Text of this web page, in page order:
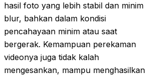
hasil foto yang lebih stabil dan minim
blur, bahkan dalam kondisi
pencahayaan minim atau saat
bergerak. Kemampuan perekaman
videonya juga tidak kalah
mengesankan, mampu menghasilkan